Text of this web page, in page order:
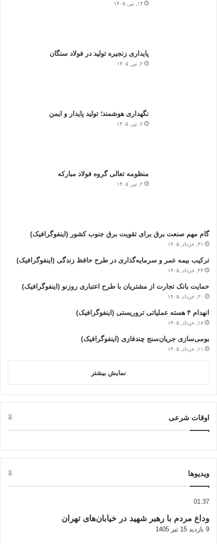
۱۳, تیر, ۱۴۰۵
پایداری زنجیره تولید در فولاد سنگان
۲, تیر, ۱۴۰۵
نگهداری هوشمند؛ تولید پایدار و ایمن
۲, تیر, ۱۴۰۵
منظومه تعالی گروه فولاد مبارکه
۲, تیر, ۱۴۰۵
گام مهم صنعت برق برای تقویت برق جنوب کشور (اینفوگرافیک)
۳۱, خرداد, ۱۴۰۵
ترکیب بیمه عمر و سرمایه‌گذاری در طرح حافظ زندگی (اینفوگرافیک)
۲۳, خرداد, ۱۴۰۵
حمایت بانک تجارت از مشتریان با طرح اعتباری روزنو (اینفوگرافیک)
۲۰, خرداد, ۱۴۰۵
انهدام ۴ هسته عملیاتی تروریستی (اینفوگرافیک)
۱۸, خرداد, ۱۴۰۵
بومی‌سازی جریان‌سنج چندفازی (اینفوگرافیک)
۱۱, خرداد, ۱۴۰۵
نمایش بیشتر
اوقات شرعی
ویدیوها
01:37
وداع مردم با رهبر شهید در خیابان‌های تهران
9 بازدید 15 تیر 1405